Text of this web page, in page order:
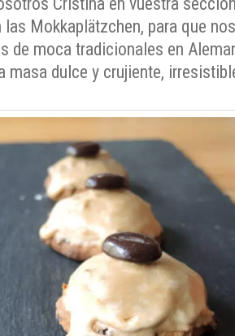
las Mokkaplätzchen, para que
de moca tradicionales en
masa dulce y crujiente,